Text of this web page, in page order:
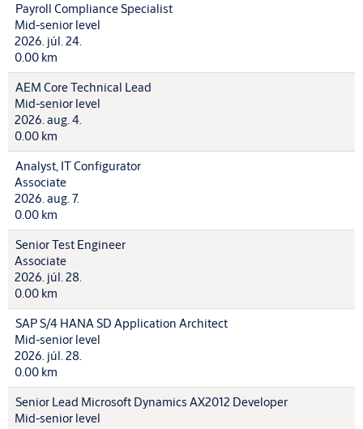
Payroll Compliance Specialist
Mid-senior level
2026. júl. 24.
0.00 km
AEM Core Technical Lead
Mid-senior level
2026. aug. 4.
0.00 km
Analyst, IT Configurator
Associate
2026. aug. 7.
0.00 km
Senior Test Engineer
Associate
2026. júl. 28.
0.00 km
SAP S/4 HANA SD Application Architect
Mid-senior level
2026. júl. 28.
0.00 km
Senior Lead Microsoft Dynamics AX2012 Developer
Mid-senior level